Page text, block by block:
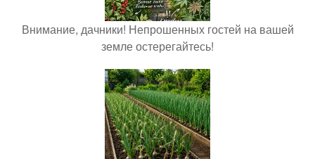
Внимание, дачники! Непрошенных гостей на вашей
земле остерегайтесь!